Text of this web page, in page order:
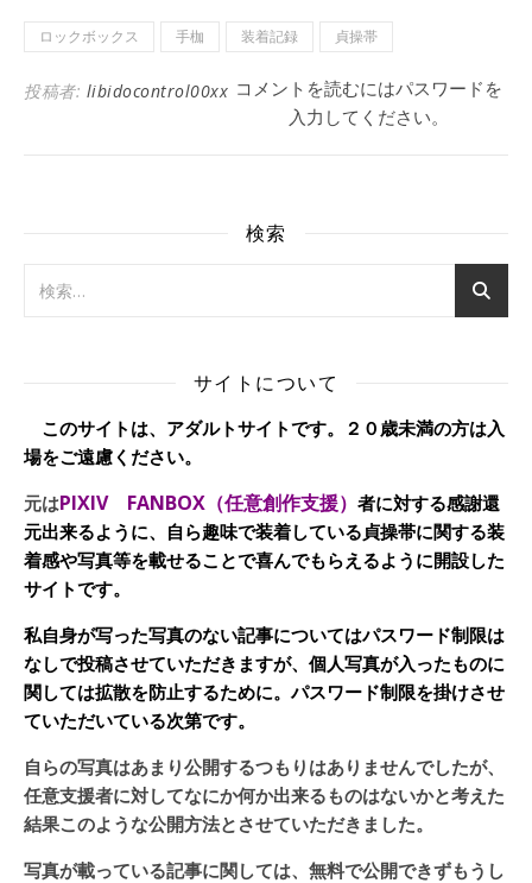
ロックボックス 手枷 装着記録 貞操帯
投稿者: libidocontrol00xx コメントを読むにはパスワードを
入力してください。
検索
サイトについて
このサイトは、アダルトサイトです。２０歳未満の方は入
場をご遠慮ください。
元はPIXIV FANBOX（任意創作支援） 者に対する感謝還
元出来るように、自ら趣味で装着している貞操帯に関する装
着感や写真等を載せることで喜んでもらえるように開設した
サイトです。
私自身が写った写真のない記事についてはパスワード制限は
なしで投稿させていただきますが、個人写真が入ったものに
関しては拡散を防止するために。パスワード制限を掛けさせ
ていただいている次第です。
自らの写真はあまり公開するつもりはありませんでしたが、
任意支援者に対してなにか何か出来るものはないかと考えた
結果このような公開方法とさせていただきました。
写真が載っている記事に関しては、無料で公開できずもうし